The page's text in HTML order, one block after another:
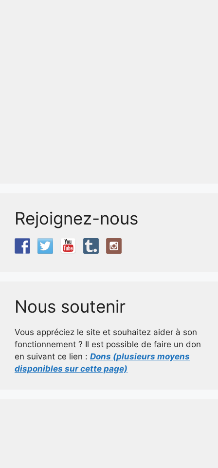
Rejoignez-nous
Nous soutenir
Vous appréciez le site et souhaitez aider à son
fonctionnement ? Il est possible de faire un don
en suivant ce lien : Dons (plusieurs moyens
disponibles sur cette page)